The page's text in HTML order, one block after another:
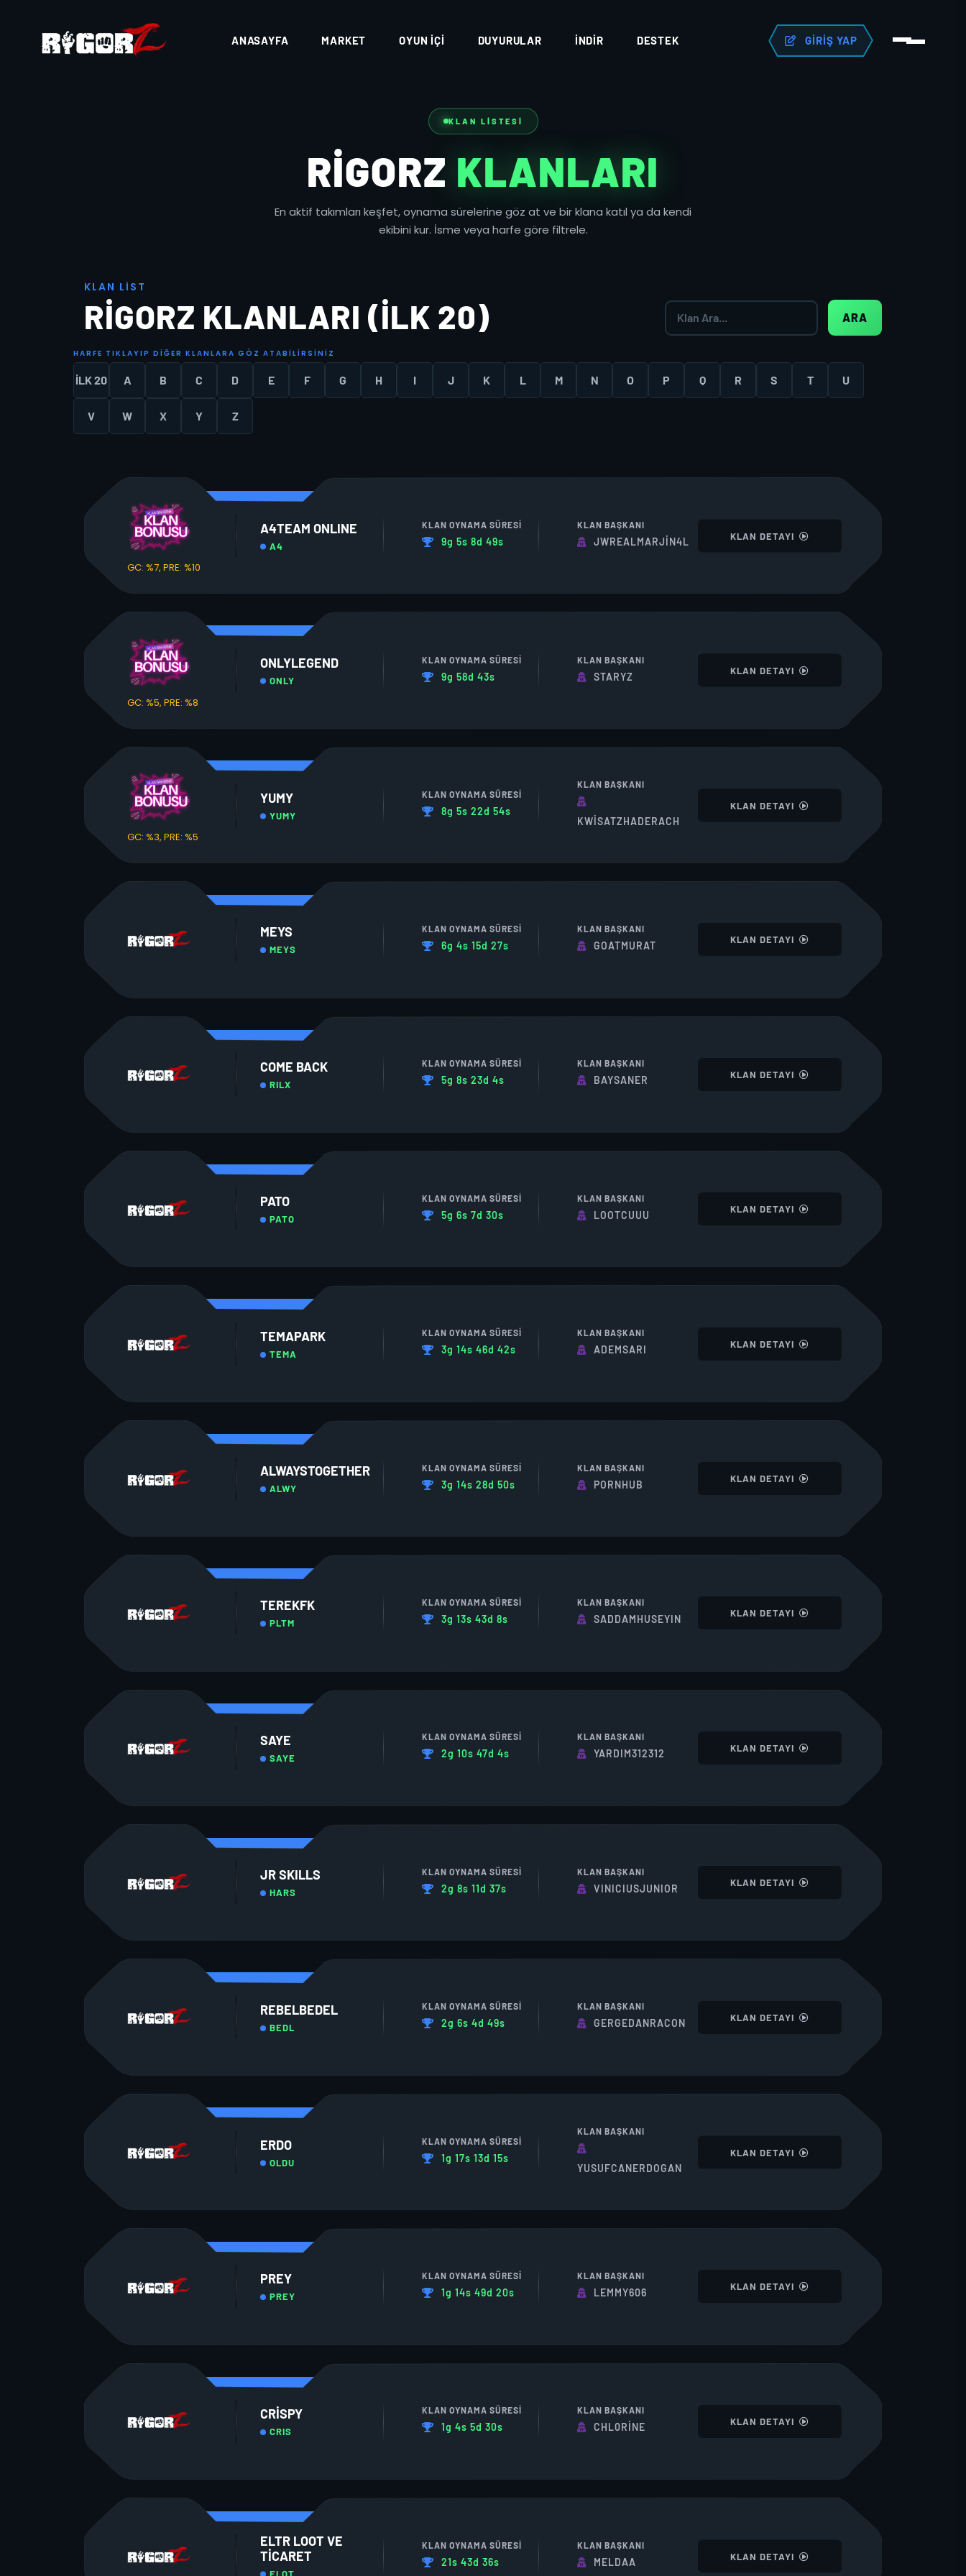
ANASAYFA MARKET OYUN İÇI DUYURULAR İNDIR DESTEK GIRIŞ YAP
KLAN LISTESI
RIGORZ KLANLARI
En aktif takımları keşfet, oynama sürelerine göz at ve bir klana katıl ya da kendi
ekibini kur. İsme veya harfe göre filtrele.
KLAN L I S T
RIGORZ KLANLARI (İLK 20) ARA
HAR FE T IKLAYIP D I ĞER KLANLAR A G Ö Z A T AB I LI R S I NI Z
İLK 20 A B C D E F G H I J K L M N O P Q R S T U
V W X Y Z
GC: %7, PRE: %10
A4TEAM ONLINE
A4
KLAN OYNAMA SÜRESI
9g 5s 8d 49s
KLAN BAŞKANI
JWREALMARJİN4L KLAN DETAYI
GC: %5, PRE: %8
ONLYLEGEND
ONLY
KLAN OYNAMA SÜRESI
9g 58d 43s
KLAN BAŞKANI
STARYZ KLAN DETAYI
GC: %3, PRE: %5
YUMY
YUMY
KLAN OYNAMA SÜRESI
8g 5s 22d 54s
KLAN BAŞKANI
KWISATZHADERACH
KLAN DETAYI
MEYS
MEYS
KLAN OYNAMA SÜRESI
6g 4s 15d 27s
KLAN BAŞKANI
GOATMURAT KLAN DETAYI
COME BACK
RILX
KLAN OYNAMA SÜRESI
5g 8s 23d 4s
KLAN BAŞKANI
BAYSANER KLAN DETAYI
PATO
PATO
KLAN OYNAMA SÜRESI
5g 6s 7d 30s
KLAN BAŞKANI
LOOTCUUU KLAN DETAYI
TEMAPARK
TEMA
KLAN OYNAMA SÜRESI
3g 14s 46d 42s
KLAN BAŞKANI
ADEMSARI KLAN DETAYI
ALWAYSTOGETHER
ALWY
KLAN OYNAMA SÜRESI
3g 14s 28d 50s
KLAN BAŞKANI
PORNHUB KLAN DETAYI
TEREKFK
PLTM
KLAN OYNAMA SÜRESI
3g 13s 43d 8s
KLAN BAŞKANI
SADDAMHUSEYIN KLAN DETAYI
SAYE
SAYE
KLAN OYNAMA SÜRESI
2g 10s 47d 4s
KLAN BAŞKANI
YARDIM312312 KLAN DETAYI
JR SKILLS
HARS
KLAN OYNAMA SÜRESI
2g 8s 11d 37s
KLAN BAŞKANI
VINICIUSJUNIOR KLAN DETAYI
REBELBEDEL
BEDL
KLAN OYNAMA SÜRESI
2g 6s 4d 49s
KLAN BAŞKANI
GERGEDANRACON KLAN DETAYI
ERDO
OLDU
KLAN OYNAMA SÜRESI
1g 17s 13d 15s
KLAN BAŞKANI
YUSUFCANERDOGAN
KLAN DETAYI
PREY
PREY
KLAN OYNAMA SÜRESI
1g 14s 49d 20s
KLAN BAŞKANI
LEMMY606 KLAN DETAYI
CRISPY
CRIS
KLAN OYNAMA SÜRESI
1g 4s 5d 30s
KLAN BAŞKANI
CHL0RINE KLAN DETAYI
ELTR LOOT VE
TICARET
ELOT
KLAN OYNAMA SÜRESI
21s 43d 36s
KLAN BAŞKANI
MELDAA KLAN DETAYI